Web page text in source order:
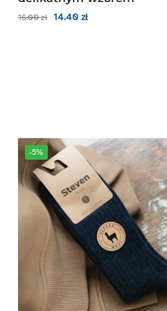
16.00zł 14.40zł
-5%